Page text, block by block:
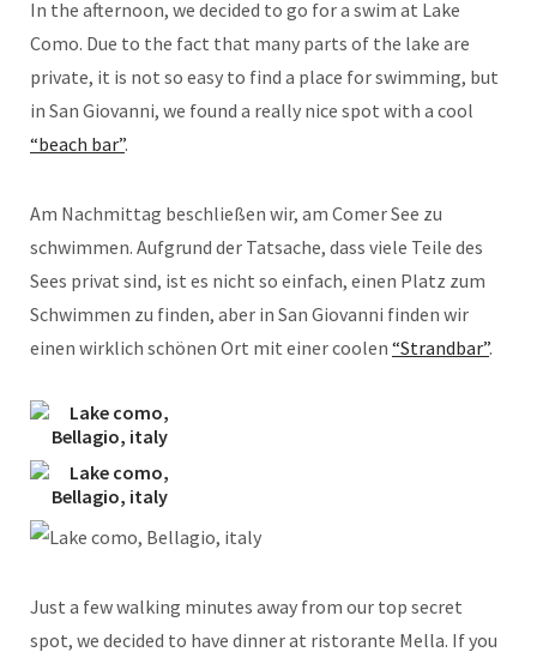
In the afternoon, we decided to go for a swim at Lake
Como. Due to the fact that many parts of the lake are
private, it is not so easy to find a place for swimming, but
in San Giovanni, we found a really nice spot with a cool
“beach bar”.
Am Nachmittag beschließen wir, am Comer See zu
schwimmen. Aufgrund der Tatsache, dass viele Teile des
Sees privat sind, ist es nicht so einfach, einen Platz zum
Schwimmen zu finden, aber in San Giovanni finden wir
einen wirklich schönen Ort mit einer coolen “Strandbar”.
Just a few walking minutes away from our top secret
spot, we decided to have dinner at ristorante Mella. If you